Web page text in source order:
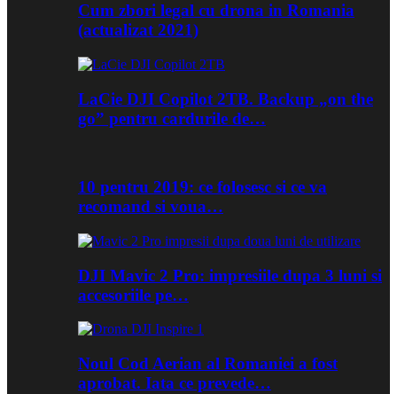
Cum zbori legal cu drona in Romania
(actualizat 2021)
LaCie DJI Copilot 2TB. Backup „on the
go” pentru cardurile de…
10 pentru 2019: ce folosesc si ce va
recomand si voua…
DJI Mavic 2 Pro: impresiile dupa 3 luni si
accesoriile pe…
Noul Cod Aerian al Romaniei a fost
aprobat. Iata ce prevede…